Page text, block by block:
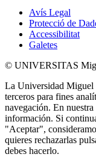
Avís Legal
Protecció de
Accessibilitat
Galetes
© UNIVERSITAS
La Universidad Miguel
terceros para fines
navegación. En nuestra
información. Si
"Aceptar",
quieres rechazarlas
debes hacerlo.